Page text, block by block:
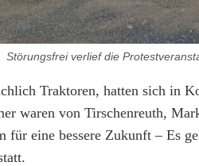
Störungsfrei verlief die
Traktoren, hatten sich in
waren von Tirschenreuth,
für eine bessere Zukunft – Es